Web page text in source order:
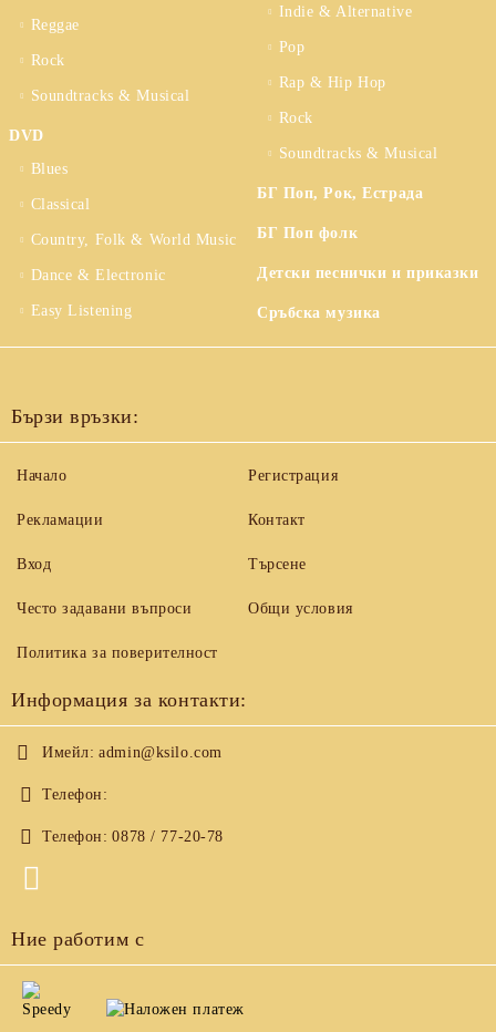
Reggae
Rock
Soundtracks & Musical
DVD
Blues
Classical
Country, Folk & World Music
Dance & Electronic
Easy Listening
Indie & Alternative
Pop
Rap & Hip Hop
Rock
Soundtracks & Musical
БГ Поп, Рок, Естрада
БГ Поп фолк
Детски песнички и приказки
Сръбска музика
Бързи връзки:
Начало
Рекламации
Вход
Често задавани въпроси
Регистрация
Контакт
Търсене
Общи условия
Политика за поверителност
Информация за контакти:
Имейл: admin@ksilo.com
Телефон:
Телефон: 0878 / 77-20-78
Ние работим с